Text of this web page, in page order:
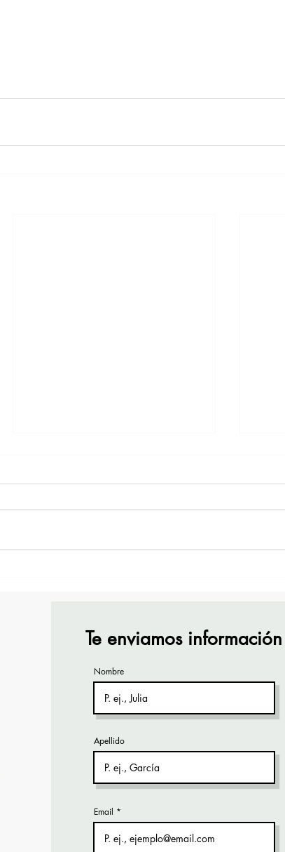
Te enviamos información
Nombre
Apellido
Email